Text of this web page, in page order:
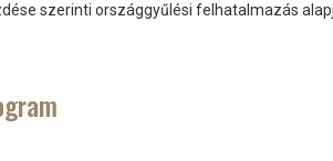
szerinti országgyűlési felhatalmazás